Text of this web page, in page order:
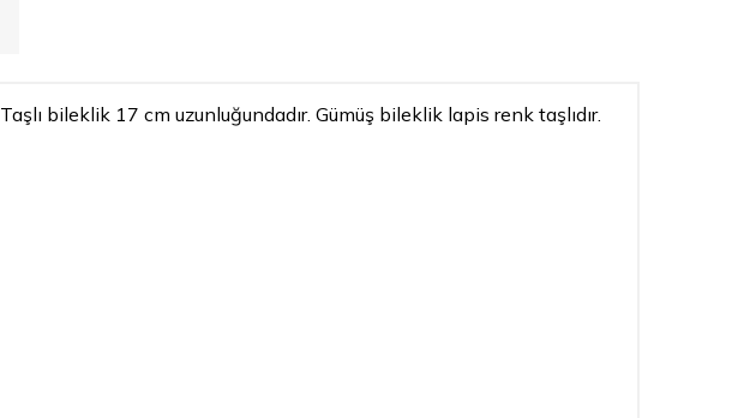
bileklik 17 cm uzunluğundadır. Gümüş bileklik lapis renk taşlıdır.